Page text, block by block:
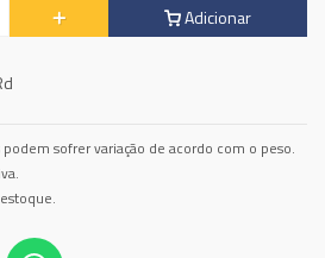
Adicionar
sofrer variação de acordo com o peso.